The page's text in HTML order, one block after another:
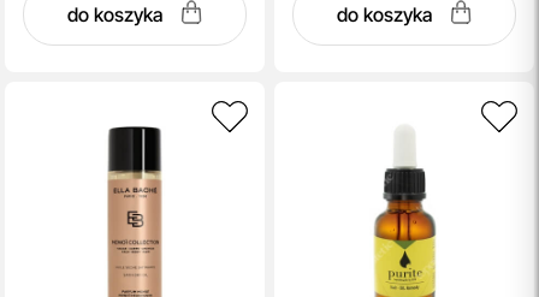
do koszyka do koszyka